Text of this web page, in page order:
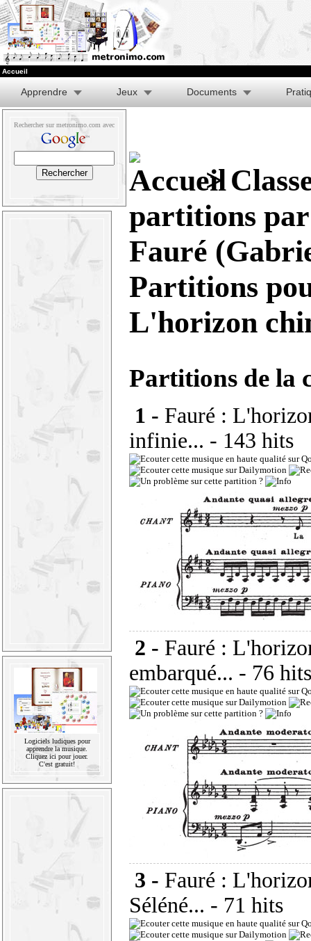
Accueil
Apprendre Jeux Documents
Rechercher sur metronimo.com avec
Logiciels ludiques pour
apprendre la musique.
Cliquez ici pour jouer.
C'est gratuit!
>
partitions
Fauré
Partitions
L'horizon
Partitions de la
1 - Fauré :
infinie... - 143 hits
2 - Fauré :
embarqué... - 76
3 - Fauré :
Séléné... - 71 hits